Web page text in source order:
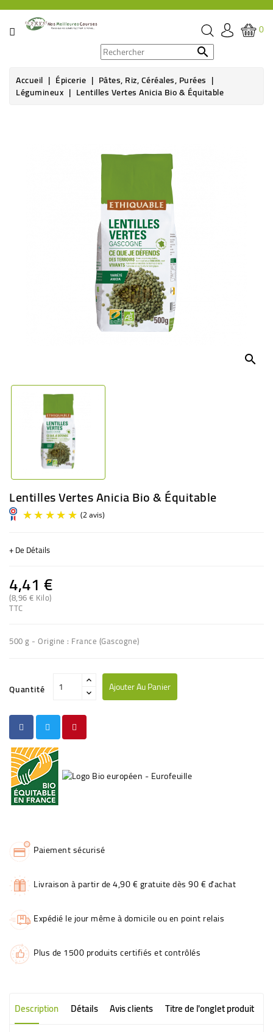
CATÉGORIE
ÉPICERIE
0

Accueil Épicerie Pâtes, Riz, Céréales, Purées
Légumineux Lentilles Vertes Anicia Bio & Équitable
search
Lentilles Vertes Anicia Bio & Équitable
+ De Détails
4,41 €
(8,96 € Kilo)
TTC
500 g - Origine : France (Gascogne)
Quantité Ajouter Au Panier
Paiement sécurisé
Livraison à partir de 4,90 € gratuite dès 90 € d'achat
Expédié le jour même à domicile ou en point relais
Plus de 1500 produits certifiés et contrôlés
Description Détails Avis clients Titre de l'onglet produit